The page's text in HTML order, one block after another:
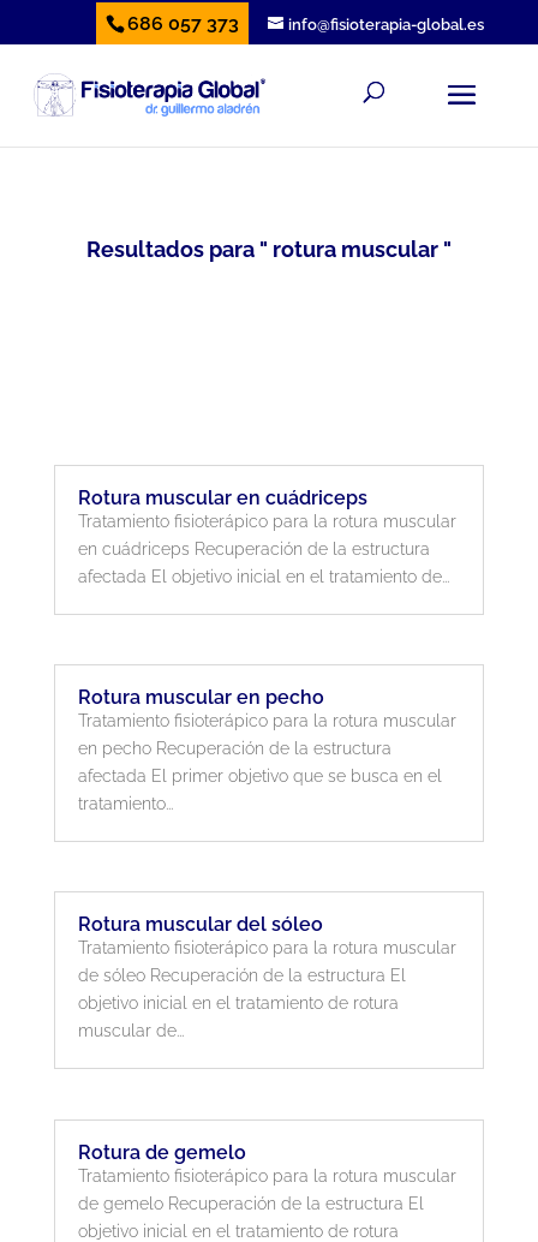
686 057 373 info@fisioterapia-global.es
Resultados para " rotura muscular "
Rotura muscular en cuádriceps
Tratamiento fisioterápico para la rotura muscular
en cuádriceps Recuperación de la estructura
afectada El objetivo inicial en el tratamiento de...
Rotura muscular en pecho
Tratamiento fisioterápico para la rotura muscular
en pecho Recuperación de la estructura
afectada El primer objetivo que se busca en el
tratamiento...
Rotura muscular del sóleo
Tratamiento fisioterápico para la rotura muscular
de sóleo Recuperación de la estructura El
objetivo inicial en el tratamiento de rotura
muscular de...
Rotura de gemelo
Tratamiento fisioterápico para la rotura muscular
de gemelo Recuperación de la estructura El
objetivo inicial en el tratamiento de rotura